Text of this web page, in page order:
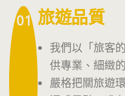
01 旅遊品質
我們以「旅客
供專業、細緻
嚴格把關旅遊